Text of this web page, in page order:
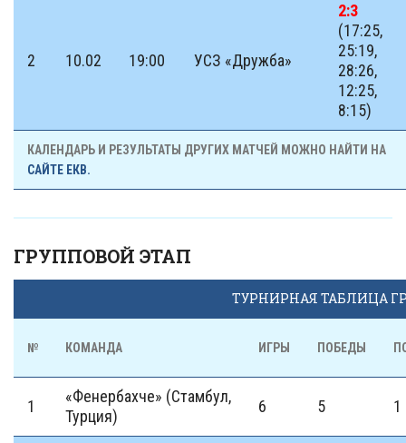
2 10.02 19:00 УСЗ «Дружба»
2:3
(17:25,
25:19,
28:26,
12:25,
8:15)
КАЛЕНДАРЬ И РЕЗУЛЬТАТЫ ДРУГИХ МАТЧЕЙ МОЖНО НАЙТИ НА
САЙТЕ ЕКВ.
ГРУППОВОЙ ЭТАП
ТУРНИРНАЯ ТАБЛИЦА
№ КОМАНДА ИГРЫ ПОБЕДЫ
1
«Фенербахче» (Стамбул,
Турция)
6 5 1